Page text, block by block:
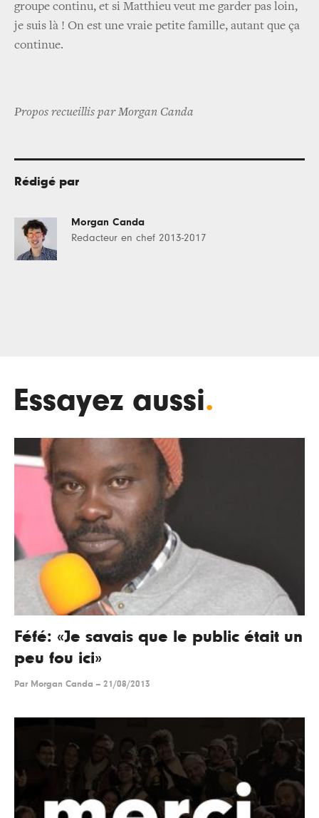
groupe continu, et si Matthieu veut me garder pas loin,
je suis là ! On est une vraie petite famille, autant que ça
continue.
Propos recueillis par Morgan Canda
Rédigé par
Morgan Canda
Redacteur en chef 2013-2017
Essayez aussi.
Féfé: «Je savais que le public était un
peu fou ici»
Par Morgan Canda -- 21/08/2013